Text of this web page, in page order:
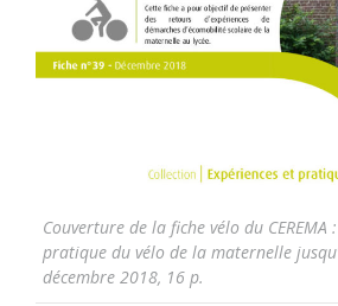
Couverture de la fiche vélo du CEREMA
pratique du vélo de la maternelle
décembre 2018, 16 p.